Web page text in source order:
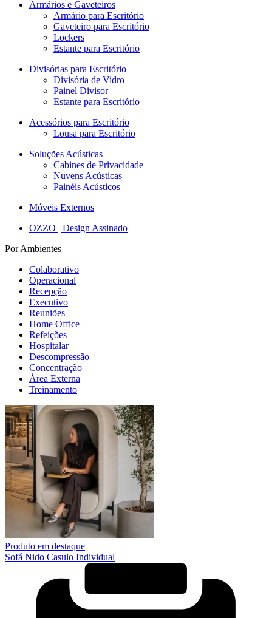
Armários e Gaveteiros
Armário para Escritório
Gaveteiro para Escritório
Lockers
Estante para Escritório
Divisórias para Escritório
Divisória de Vidro
Painel Divisor
Estante para Escritório
Acessórios para Escritório
Lousa para Escritório
Soluções Acústicas
Cabines de Privacidade
Nuvens Acústicas
Painéis Acústicos
Móveis Externos
OZZO | Design Assinado
Por Ambientes
Colaborativo
Operacional
Recepção
Executivo
Reuniões
Home Office
Refeições
Hospitalar
Descompressão
Concentração
Área Externa
Treinamento
Produto em destaque
Sofá Nido Casulo Individual